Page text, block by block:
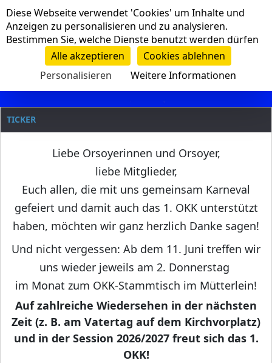
Navigation
Clanname
TICKER
Liebe Orsoyerinnen und Orsoyer,
liebe Mitglieder,
Euch allen, die mit uns gemeinsam Karneval
gefeiert und damit auch das 1. OKK unterstützt
haben, möchten wir ganz herzlich Danke sagen!
Und nicht vergessen: Ab dem 11. Juni treffen wir
uns wieder jeweils am 2. Donnerstag
im Monat zum OKK-Stammtisch im Mütterlein!
Auf zahlreiche Wiedersehen in der nächsten
Zeit (z. B. am Vatertag auf dem Kirchvorplatz)
und in der Session 2026/2027 freut sich das 1.
OKK!
Cookie-Einstellungen
Diese Webseite verwendet 'Cookies' um Inhalte und
Anzeigen zu personalisieren und zu analysieren.
Bestimmen Sie, welche Dienste benutzt werden dürfen
Alle akzeptieren
Cookies ablehnen
Personalisieren
Weitere Informationen